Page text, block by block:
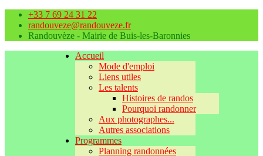
+33 7 69 24 31 22
randouveze@randouveze.fr
Randouvèze - Mairie de Buis-les-Baronnies
Accueil
Mode d'emploi
Liens utiles
Les talents
Histoires de randos
Pourquoi randonner
Aux photographes...
Autres associations
Programmes
Planning randonnées